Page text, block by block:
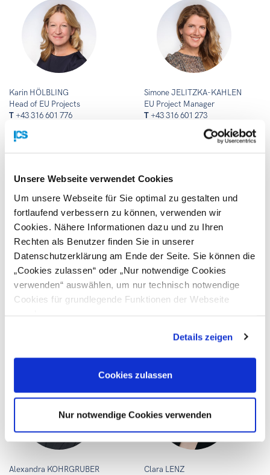
Unsere Webseite verwendet Cookies
Um unsere Webseite für Sie optimal zu gestalten und
fortlaufend verbessern zu können, verwenden wir
Cookies. Nähere Informationen dazu und zu Ihren
Rechten als Benutzer finden Sie in unserer
Datenschutzerklärung am Ende der Seite. Sie können die
„Cookies zulassen“ oder „Nur notwendige Cookies
verwenden“ auswählen, um nur technisch notwendige
Cookies für grundlegende Funktionen der Webseite
Details zeigen
Cookies zulassen
Nur notwendige Cookies verwenden
Karin HÖLBLING
Head of EU Projects
T+43 316 601 776
karin.hoelbling@ic-
Simone JELITZKA-KAHLEN
EU Project Manager
T+43 316 601 273
+43 664 88345860
simone.jelitzka-kahlen@ic-
Lisa-Maria KATHOLNIG
+43 316 601 417
Marion KIKINGER
Export Financing & Funding
T+43 316 601 703
Alexandra KOHRGRUBER
Clara LENZ